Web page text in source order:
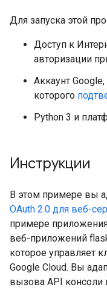
Для запуска этой
Доступ к
авторизации
Аккаунт
которого
Python 3 и
Инструкции
В этом примере вы
OAuth 2.0 для веб-
примере
веб-приложений
которое управляет
Google Cloud. Вы
вызова API консоли